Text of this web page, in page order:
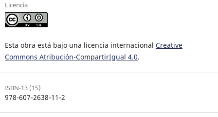
Licencia
Esta obra está bajo una licencia internacional Creative
Commons Atribución-CompartirIgual 4.0.
ISBN-13 (15)
978-607-2638-11-2